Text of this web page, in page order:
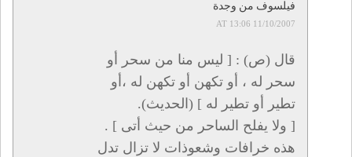
فيلسوف من وجدة
11/10/2007 AT 13:06
قال (ص) : [ ليس منا من سحر أو
سحر له ، أو تكهن أو تكهن له ،أو
تطير أو تطير له ] (الحديث).
[ ولا يفلح الساحر من حيث أتى ] .
هذه خرافات وشعوذات لا تزال تدل